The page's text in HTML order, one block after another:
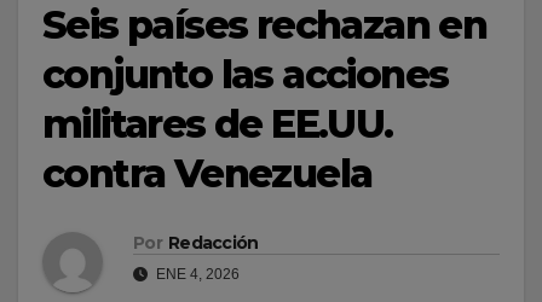
Seis países rechazan en
conjunto las acciones
militares de EE.UU.
contra Venezuela
Por Redacción
ENE 4, 2026